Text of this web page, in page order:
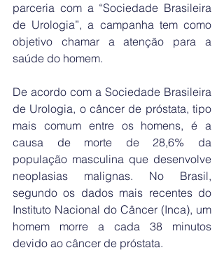
parceria com a “Sociedade Brasileira
de Urologia”, a campanha tem como
objetivo chamar a atenção para a
saúde do homem.
De acordo com a Sociedade Brasileira
de Urologia, o câncer de próstata, tipo
mais comum entre os homens, é a
causa de morte de 28,6% da
população masculina que desenvolve
neoplasias malignas. No Brasil,
segundo os dados mais recentes do
Instituto Nacional do Câncer (Inca), um
homem morre a cada 38 minutos
devido ao câncer de próstata.